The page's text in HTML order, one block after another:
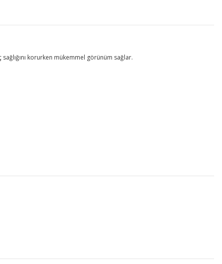
sağlığını korurken mükemmel görünüm sağlar.